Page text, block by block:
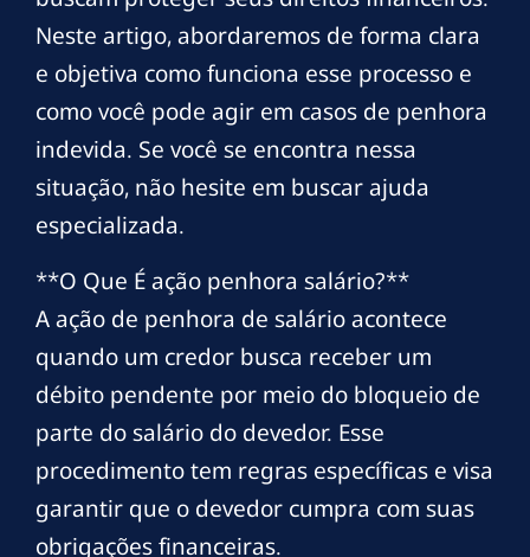
Neste artigo, abordaremos de forma clara
e objetiva como funciona esse processo e
como você pode agir em casos de penhora
indevida. Se você se encontra nessa
situação, não hesite em buscar ajuda
especializada.
**O Que É ação penhora salário?**
A ação de penhora de salário acontece
quando um credor busca receber um
débito pendente por meio do bloqueio de
parte do salário do devedor. Esse
procedimento tem regras específicas e visa
garantir que o devedor cumpra com suas
obrigações financeiras.